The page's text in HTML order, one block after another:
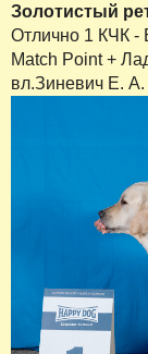
Золотистый
Отлично 1 КЧК
Match Point +
вл.Зиневич Е. А.